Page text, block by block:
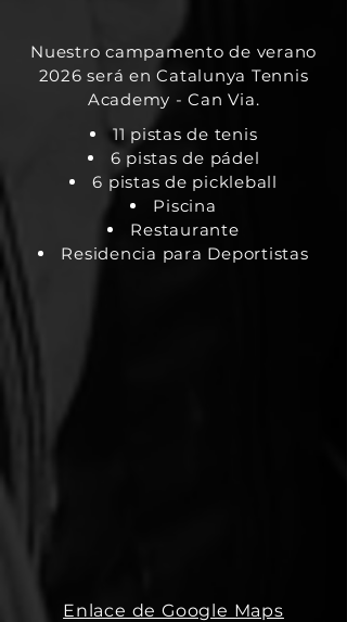
Nuestro campamento de verano
2026 será en Catalunya Tennis
Academy - Can Via.
11 pistas de tenis
6 pistas de pádel
6 pistas de pickleball
Piscina
Restaurante
Residencia para Deportistas
Enlace de Google Maps